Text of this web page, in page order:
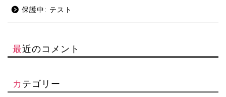
保護中: テスト
最近のコメント
カテゴリー